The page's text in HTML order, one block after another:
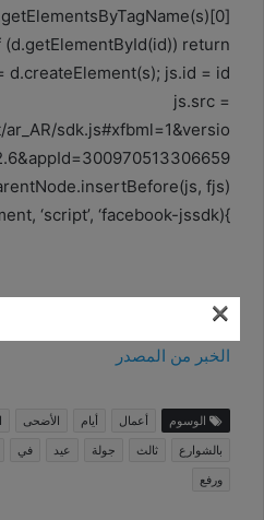
(d.getElementById(id)) return;
d.createElement(s); js.id = id;
js.src =
sdk.js#xfbml=1&versio
fjs);
}(document, ‘script’, ‘facebook-jssdk’));
الخبر من المصدر
الوسوم أعمال أيام الأضحى
بالشوارع
ثالث جولة عيد في
ورفع
×